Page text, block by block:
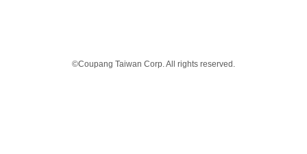
©Coupang Taiwan Corp. All rights reserved.